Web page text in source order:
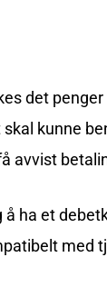
det
kunne
avvist
å ha et
med